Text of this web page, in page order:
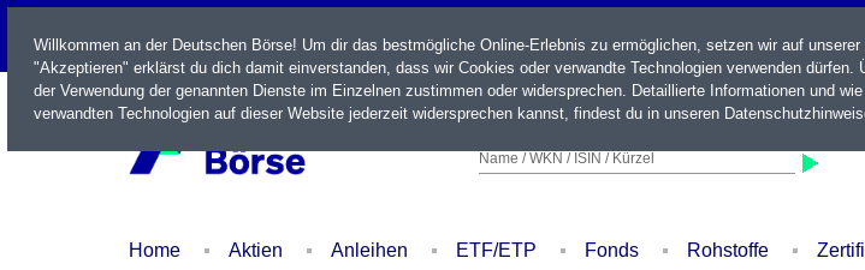
LIVE
Name / WKN / ISIN / Kürzel
Home Aktien Anleihen ETF/ETP Fonds Rohstoffe
Willkommen an der Deutschen Börse! Um dir das bestmögliche Online-Erlebnis zu ermöglichen, setzen wir auf
"Akzeptieren" erklärst du dich damit einverstanden, dass wir Cookies oder verwandte Technologien verwenden
der Verwendung der genannten Dienste im Einzelnen zustimmen oder widersprechen. Detaillierte Informationen und
verwandten Technologien auf dieser Website jederzeit widersprechen kannst, findest du in unseren